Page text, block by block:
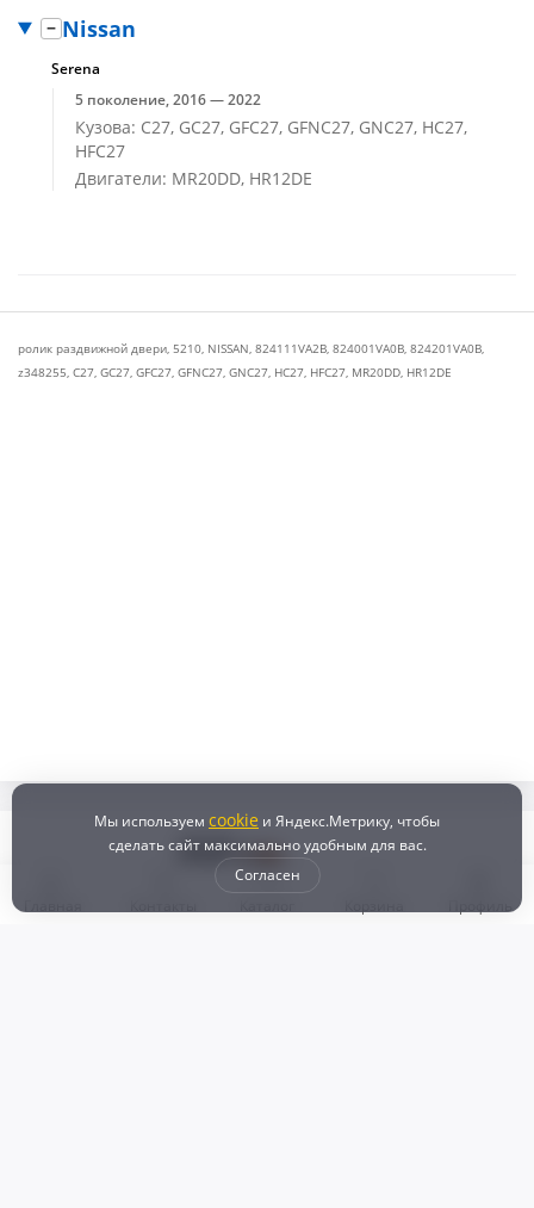
Nissan
Serena
5 поколение, 2016 — 2022
Кузова: C27, GC27, GFC27, GFNC27, GNC27, HC27,
HFC27
Двигатели: MR20DD, HR12DE
ролик раздвижной двери, 5210, NISSAN, 824111VA2B, 824001VA0B, 824201VA0B,
z348255, C27, GC27, GFC27, GFNC27, GNC27, HC27, HFC27, MR20DD, HR12DE
Мы используем cookie и Яндекс.Метрику, чтобы
сделать сайт максимально удобным для вас.
Согласен